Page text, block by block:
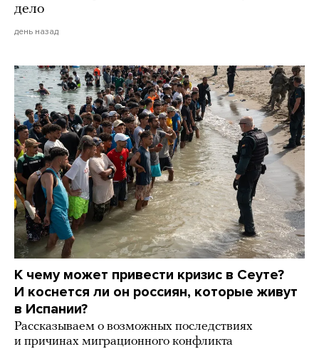
дело
день назад
К чему может привести кризис в Сеуте?
И коснется ли он россиян, которые живут
в Испании?
Рассказываем о возможных последствиях
и причинах миграционного конфликта